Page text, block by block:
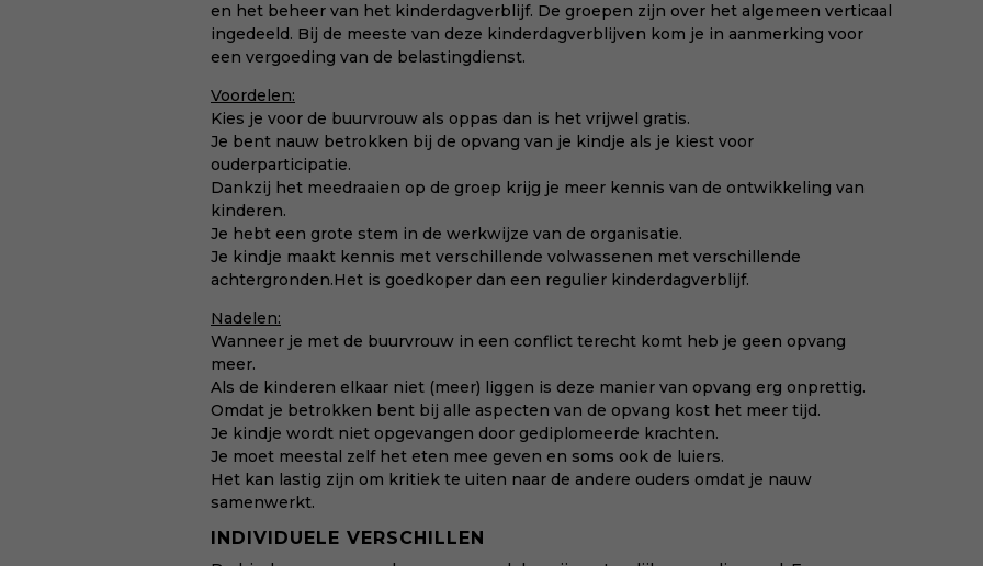
en het beheer van het kinderdagverblijf. De groepen zijn over het algemeen verticaal
ingedeeld. Bij de meeste van deze kinderdagverblijven kom je in aanmerking voor
een vergoeding van de belastingdienst.
Voordelen:
Kies je voor de buurvrouw als oppas dan is het vrijwel gratis.
Je bent nauw betrokken bij de opvang van je kindje als je kiest voor
ouderparticipatie.
Dankzij het meedraaien op de groep krijg je meer kennis van de ontwikkeling van
kinderen.
Je hebt een grote stem in de werkwijze van de organisatie.
Je kindje maakt kennis met verschillende volwassenen met verschillende
achtergronden.Het is goedkoper dan een regulier kinderdagverblijf.
Nadelen:
Wanneer je met de buurvrouw in een conflict terecht komt heb je geen opvang
meer.
Als de kinderen elkaar niet (meer) liggen is deze manier van opvang erg onprettig.
Omdat je betrokken bent bij alle aspecten van de opvang kost het meer tijd.
Je kindje wordt niet opgevangen door gediplomeerde krachten.
Je moet meestal zelf het eten mee geven en soms ook de luiers.
Het kan lastig zijn om kritiek te uiten naar de andere ouders omdat je nauw
samenwerkt.
INDIVIDUELE VERSCHILLEN